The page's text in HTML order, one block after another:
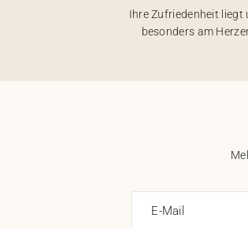
Ihre Zufriedenheit liegt
besonders am
E-Mail